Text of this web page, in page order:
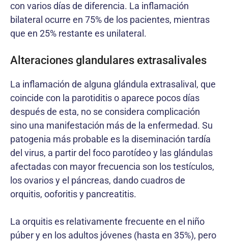
con varios días de diferencia. La inflamación
bilateral ocurre en 75% de los pacientes, mientras
que en 25% restante es unilateral.
Alteraciones glandulares extrasalivales
La inflamación de alguna glándula extrasalival, que
coincide con la parotiditis o aparece pocos días
después de esta, no se considera complicación
sino una manifestación más de la enfermedad. Su
patogenia más probable es la diseminación tardía
del virus, a partir del foco parotídeo y las glándulas
afectadas con mayor frecuencia son los testículos,
los ovarios y el páncreas, dando cuadros de
orquitis, ooforitis y pancreatitis.
La orquitis es relativamente frecuente en el niño
púber y en los adultos jóvenes (hasta en 35%), pero